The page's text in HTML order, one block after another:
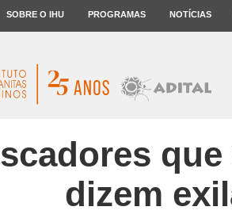
SOBRE O IHU PROGRAMAS NOTÍCIAS
dizem